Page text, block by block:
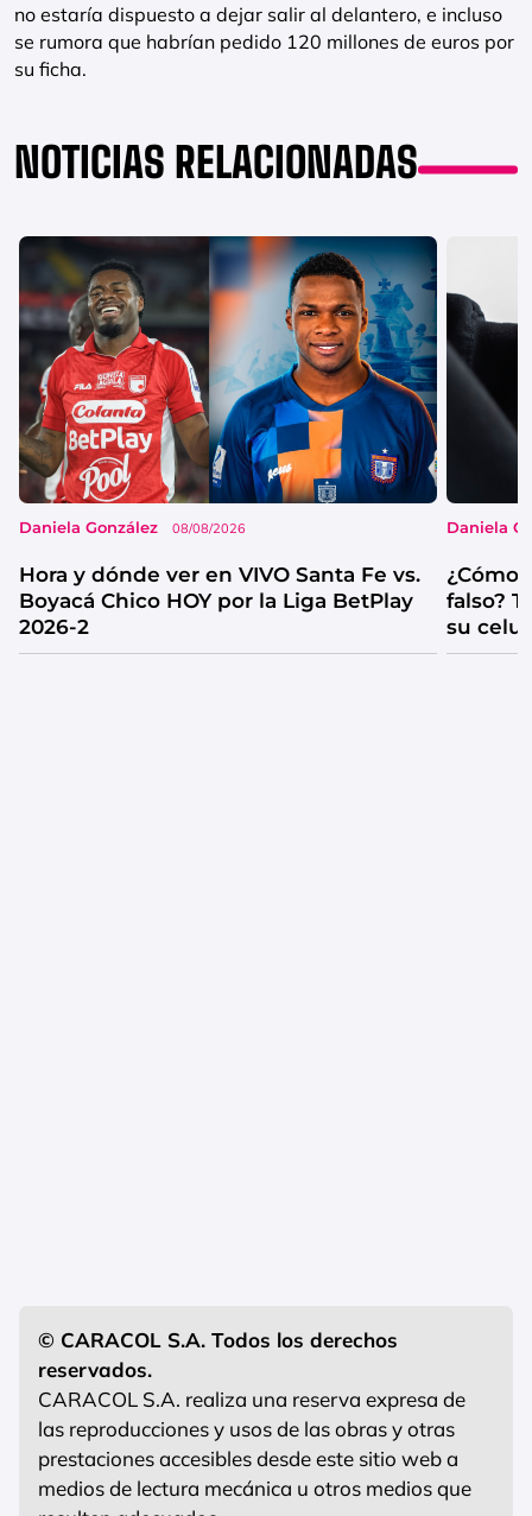
no estaría dispuesto a dejar salir al delantero, e incluso
se rumora que habrían pedido 120 millones de euros por
su ficha.
NOTICIAS RELACIONADAS
Daniela González 08/08/2026
Hora y dónde ver en VIVO Santa Fe vs.
Boyacá Chico HOY por la Liga BetPlay
2026-2
Daniela
¿Cómo
falso?
su
© CARACOL S.A. Todos los derechos
reservados.
CARACOL S.A. realiza una reserva expresa de
las reproducciones y usos de las obras y otras
prestaciones accesibles desde este sitio web a
medios de lectura mecánica u otros medios que